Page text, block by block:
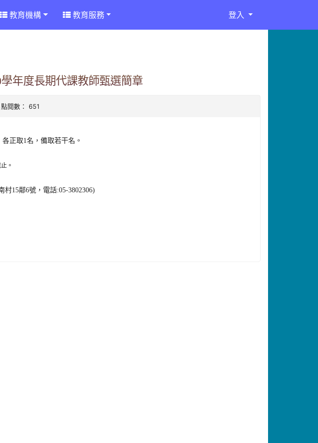
教育機構 教育服務 登入
年度長期代課教師甄選簡章
閱數： 651
正取1名，備取若干名。
止。
15鄰6號，電話:05-3802306)